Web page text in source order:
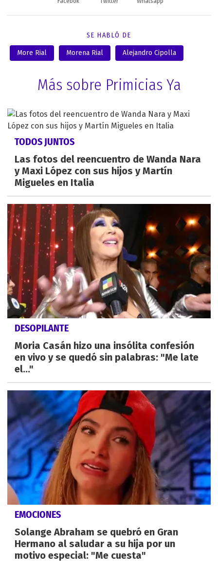
SE HABLÓ DE
More Rial Morena Rial Alejandro Cipolla
Más sobre Primicias Ya
TODOS JUNTOS
Las fotos del reencuentro de Wanda Nara
y Maxi López con sus hijos y Martín
Migueles en Italia
DESOPILANTE
Moria Casán hizo una insólita confesión
en vivo y se quedó sin palabras: "Me late
el..."
EMOCIONES
Solange Abraham se quebró en Gran
Hermano al saludar a su hija por un
motivo especial: "Me cuesta"